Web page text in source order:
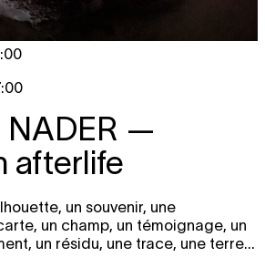
—
afterlife
un souvenir, une
un champ, un témoignage, un
un résidu, une trace, une terre...